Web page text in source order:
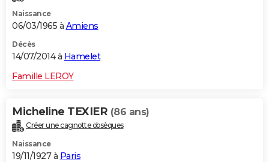
Naissance
06/03/1965 à Amiens
Décès
14/07/2014 à Hamelet
Famille LEROY
Micheline TEXIER (86 ans)
Créer une cagnotte obsèques
Naissance
19/11/1927 à Paris